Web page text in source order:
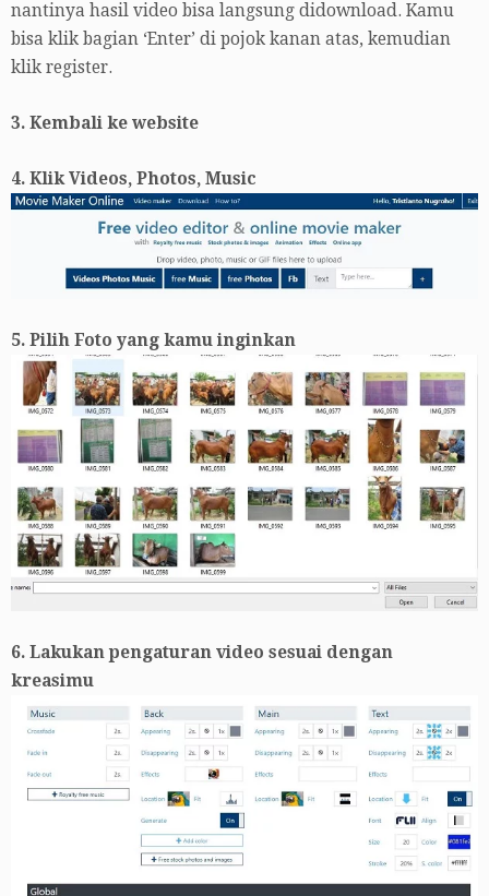
nantinya hasil video bisa langsung didownload. Kamu
bisa klik bagian ‘Enter’ di pojok kanan atas, kemudian
klik register.
3. Kembali ke website
4. Klik Videos, Photos, Music
5. Pilih Foto yang kamu inginkan
6. Lakukan pengaturan video sesuai dengan
kreasimu